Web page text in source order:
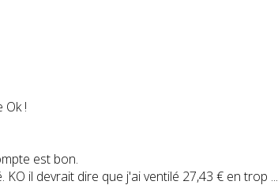
!
est bon.
il devrait dire que j'ai ventilé 27,43 € en trop ...